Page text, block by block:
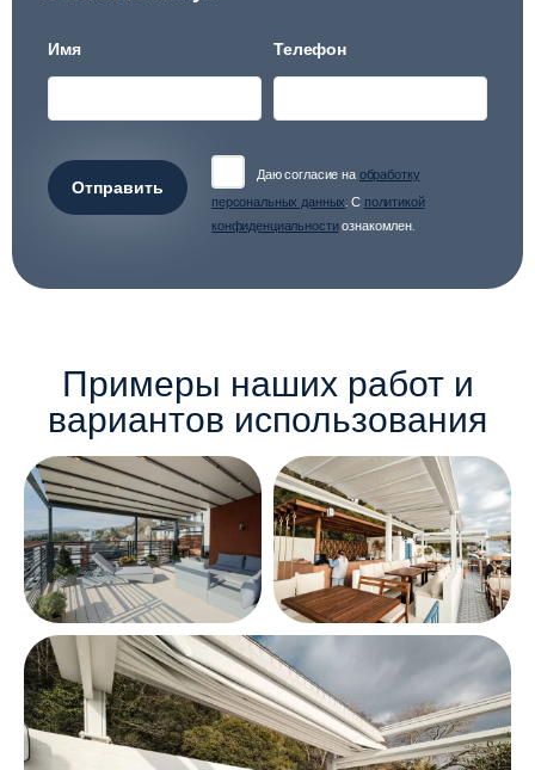
Имя Телефон
Отправить
Даю согласие наобработку
персональных данных. С политикой
конфиденциальностиознакомлен.
Примеры наших работ и
вариантов использования